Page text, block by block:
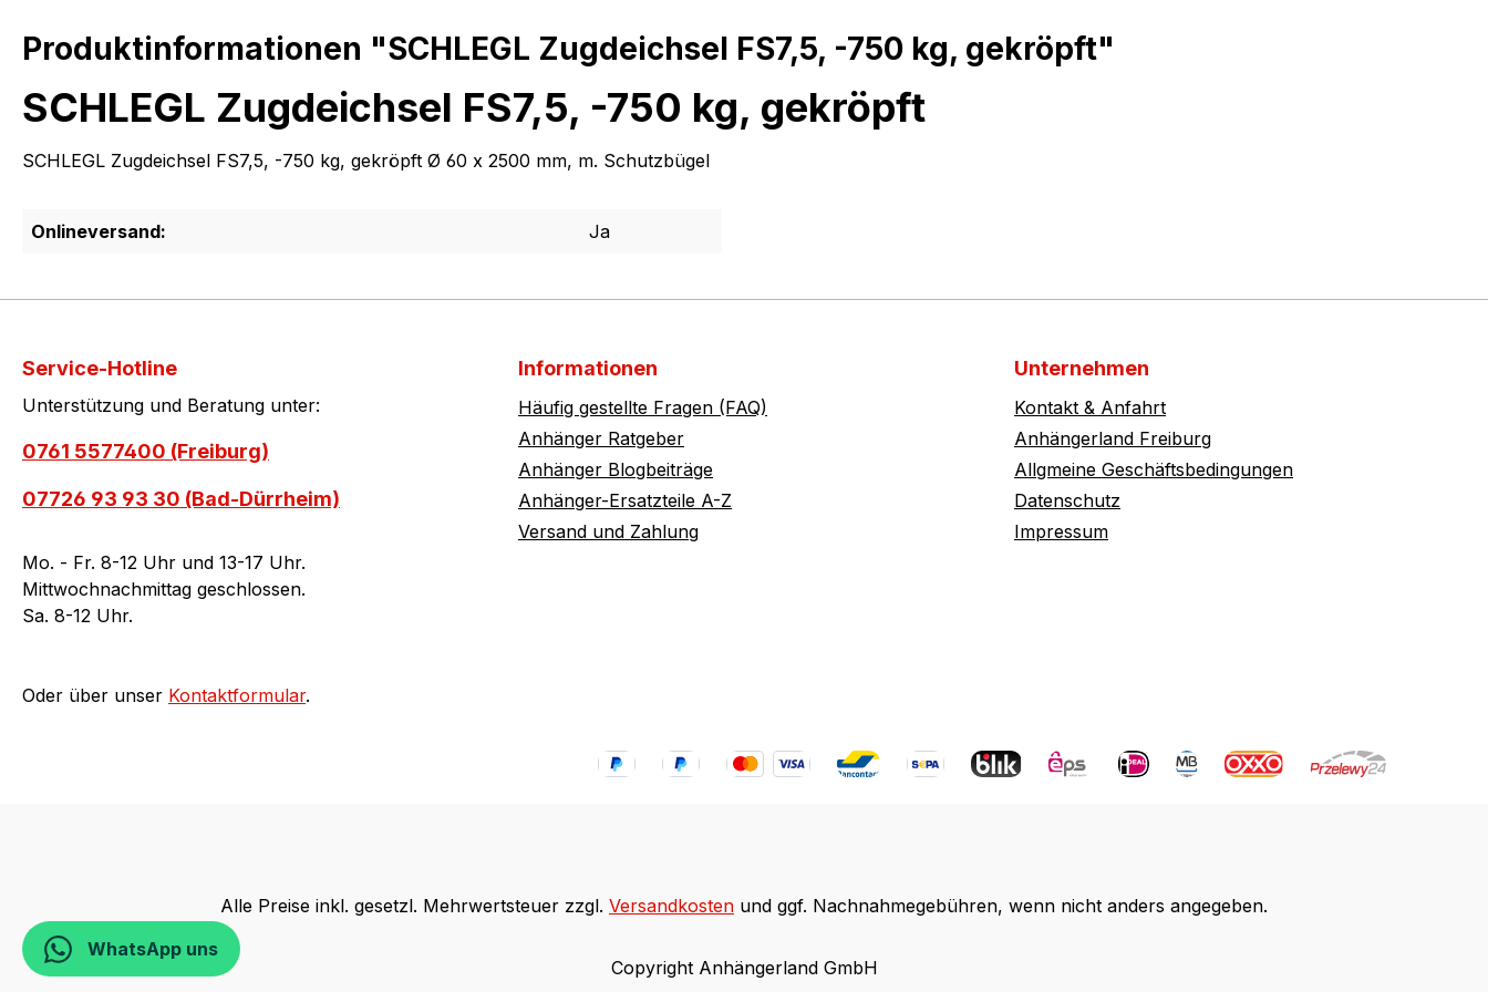
Produktinformationen "SCHLEGL Zugdeichsel FS7,5, -750 kg, gekröpft"
SCHLEGL Zugdeichsel FS7,5, -750 kg, gekröpft
SCHLEGL Zugdeichsel FS7,5, -750 kg, gekröpft Ø 60 x 2500 mm, m. Schutzbügel
Onlineversand: Ja
Service-Hotline
Unterstützung und Beratung unter:
0761 5577400 (Freiburg)
07726 93 93 30 (Bad-Dürrheim)
Mo. - Fr. 8-12 Uhr und 13-17 Uhr.
Mittwochnachmittag geschlossen.
Sa. 8-12 Uhr.
Oder über unser Kontaktformular.
Informationen
Häufig gestellte Fragen (FAQ)
Anhänger Ratgeber
Anhänger Blogbeiträge
Anhänger-Ersatzteile A-Z
Versand und Zahlung
Unternehmen
Kontakt & Anfahrt
Anhängerland Freiburg
Allgmeine Geschäftsbedingungen
Datenschutz
Impressum
Alle Preise inkl. gesetzl. Mehrwertsteuer zzgl. Versandkosten und ggf. Nachnahmegebühren, wenn nicht anders angegeben.
Copyright Anhängerland GmbH
WhatsApp uns